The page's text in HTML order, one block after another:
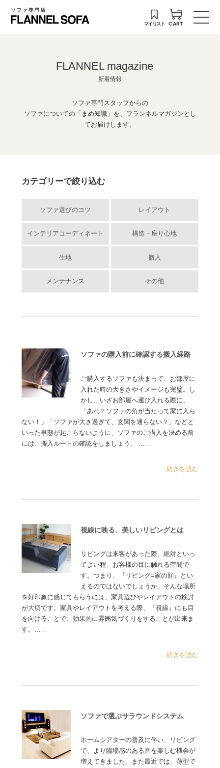
ソファ専門店
マイリスト CART
FLANNEL magazine
新着情報
ソファ専門スタッフからの
ソファについての「まめ知識」を、フランネルマガジンとし
てお届けします。
カテゴリーで絞り込む
ソファ選びのコツ レイアウト
インテリアコーディネート 構造・座り心地
生地 搬入
メンテナンス その他
ソファの購入前に確認する搬入経路
ご購入するソファも決まって、お部屋に
入れた時の大きさやイメージも完璧。し
かし、いざお部屋へ運び入れる際に、
「あれ？ソファの角が当たって家に入ら
ない！」「ソファが大き過ぎて、玄関を通らない？」などと
いった事態が起こらないように、ソファのご購入を決める前
には、搬入ルートの確認をしましょう。 ……
...続きを読む
視線に映る、美しいリビングとは
リビングは来客があった際、絶対といっ
てよい程、お客様の目に触れる空間で
す。つまり、『リビング=家の顔』とい
えるのではないでしょうか。そんな場所
を好印象に感じてもらうには、家具選びやレイアウトの検討
が大切です。家具やレイアウトを考える際、『視線』にも目
を向けることで、効果的に雰囲気づくりをすることが出来ま
す。……
...続きを読む
ソファで選ぶサラウンドシステム
ホームシアターの普及に伴い、リビング
で、より臨場感のある音を楽しむ機会が
増えてきました。また最近では、薄型で